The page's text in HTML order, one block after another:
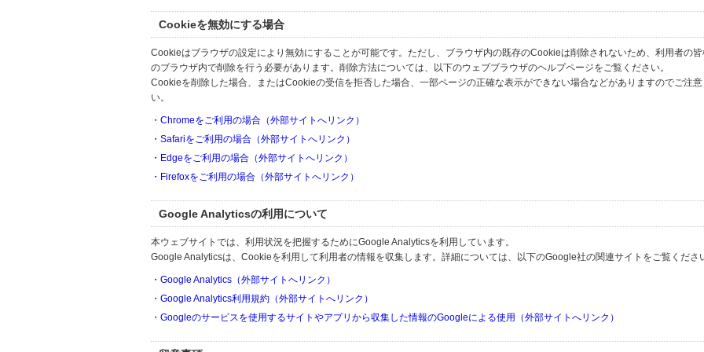
Cookieを無効にする場合
Cookieはブラウザの設定により無効にすることが可能です。ただし、ブラウザ内の既存のCookieは削除されないため、利用者の
のブラウザ内で削除を行う必要があります。削除方法については、以下のウェブブラウザのヘルプページをご覧ください。
Cookieを削除した場合、またはCookieの受信を拒否した場合、一部ページの正確な表示ができない場合などがありますのでご注意
い。
・Chromeをご利用の場合（外部サイトへリンク）
・Safariをご利用の場合（外部サイトへリンク）
・Edgeをご利用の場合（外部サイトへリンク）
・Firefoxをご利用の場合（外部サイトへリンク）
Google Analyticsの利用について
本ウェブサイトでは、利用状況を把握するためにGoogle Analyticsを利用しています。
Google Analyticsは、Cookieを利用して利用者の情報を収集します。詳細については、以下のGoogle社の関連サイトをご覧くださ
・Google Analytics（外部サイトへリンク）
・Google Analytics利用規約（外部サイトへリンク）
・Googleのサービスを使用するサイトやアプリから収集した情報のGoogleによる使用（外部サイトへリンク）